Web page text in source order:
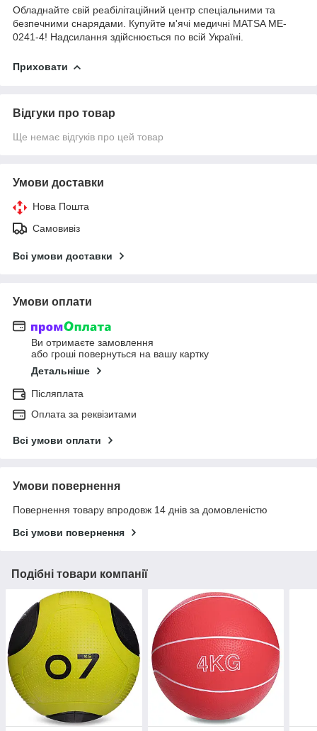
Обладнайте свій реабілітаційний центр спеціальними та
безпечними снарядами. Купуйте м'ячі медичні MATSA ME-
0241-4! Надсилання здійснюється по всій Україні.
Приховати
Відгуки про товар
Ще немає відгуків про цей товар
Умови доставки
Нова Пошта
Самовивіз
Всі умови доставки
Умови оплати
Ви отримаєте замовлення
або гроші повернуться на вашу картку
Детальніше
Післяплата
Оплата за реквізитами
Всі умови оплати
Умови повернення
Повернення товару впродовж 14 днів за домовленістю
Всі умови повернення
Подібні товари компанії